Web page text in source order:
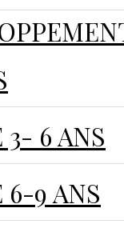
3- 6 ANS
6-9 ANS